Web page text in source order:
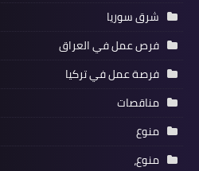
شرق سوريا
فرص عمل في العراق
فرصة عمل في تركيا
مناقصات
منوع
منوع،